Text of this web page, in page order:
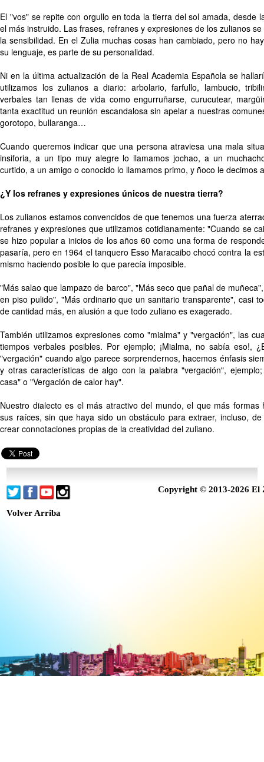
El "vos" se repite con orgullo en toda la tierra del sol amada, desde
el más instruido. Las frases, refranes y expresiones de los zulianos
la sensibilidad. En el Zulia muchas cosas han cambiado, pero no
su lenguaje, es parte de su personalidad.
Ni en la última actualización de la Real Academia Española se
utilizamos los zulianos a diario: arbolario, farfullo, lambucio,
verbales tan llenas de vida como engurruñarse, curucutear,
tanta exactitud un reunión escandalosa sin apelar a nuestras
gorotopo, bullaranga…
Cuando queremos indicar que una persona atraviesa una mala
insiforia, a un tipo muy alegre lo llamamos jochao, a un
curtido, a un amigo o conocido lo llamamos primo, y ñoco le decimos
¿Y los refranes y expresiones únicos de nuestra tierra?
Los zulianos estamos convencidos de que tenemos una fuerza
refranes y expresiones que utilizamos cotidianamente: "Cuando se
se hizo popular a inicios de los años 60 como una forma de
pasaría, pero en 1964 el tanquero Esso Maracaibo chocó contra la
mismo haciendo posible lo que parecía imposible.
"Más salao que lampazo de barco", "Más seco que pañal de
en piso pulido", "Más ordinario que un sanitario transparente", casi
de cantidad más, en alusión a que todo zuliano es exagerado.
También utilizamos expresiones como "mialma" y "vergación", las
tiempos verbales posibles. Por ejemplo; ¡Mialma, no sabía eso!,
"vergación" cuando algo parece sorprendernos, hacemos énfasis
y otras características de algo con la palabra "vergación",
casa" o "Vergación de calor hay".
Nuestro dialecto es el más atractivo del mundo, el que más
sus raíces, sin que haya sido un obstáculo para extraer, incluso,
crear connotaciones propias de la creatividad del zuliano.
Copyright © 2013-2026 El
Volver Arriba